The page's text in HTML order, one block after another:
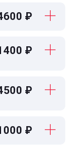
₽
₽
₽
₽